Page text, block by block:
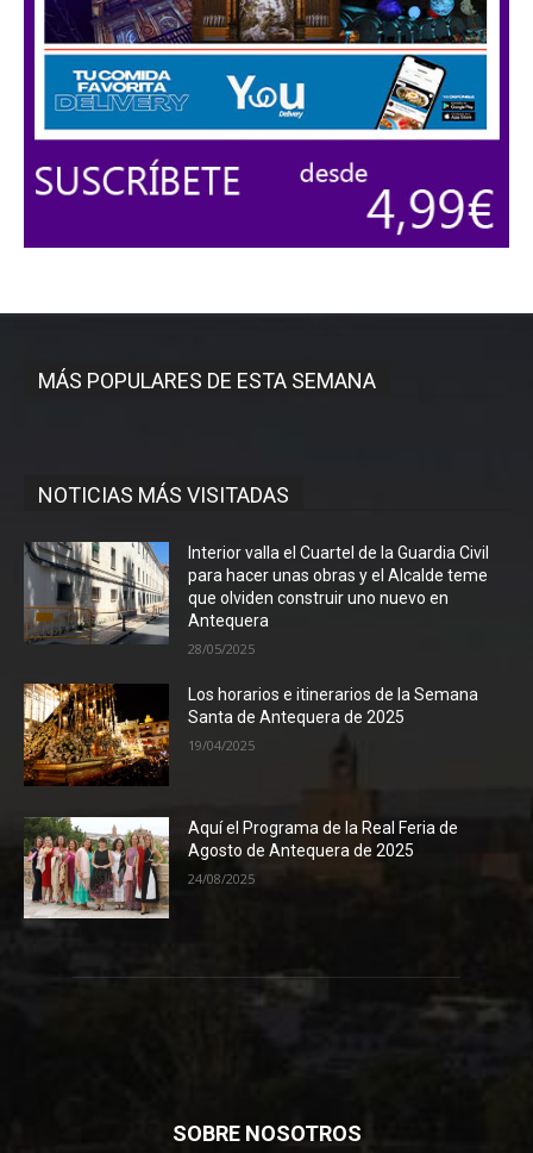
MÁS POPULARES DE ESTA SEMANA
NOTICIAS MÁS VISITADAS
Interior valla el Cuartel de la Guardia Civil
para hacer unas obras y el Alcalde teme
que olviden construir uno nuevo en
Antequera
28/05/2025
Los horarios e itinerarios de la Semana
Santa de Antequera de 2025
19/04/2025
Aquí el Programa de la Real Feria de
Agosto de Antequera de 2025
24/08/2025
SOBRE NOSOTROS